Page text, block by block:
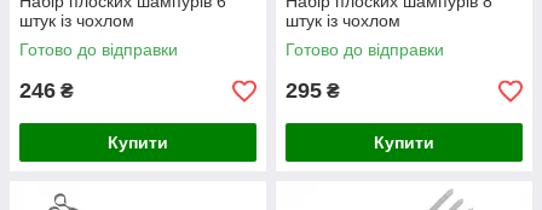
штук із чохлом
Готово до відправки
246 ₴
Купити
штук із чохлом
Готово до відправки
295 ₴
Купити